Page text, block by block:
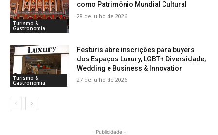
Turismo &
Gastronomia
como Patrimônio Mundial Cultural
28 de julho de 2026
Turismo &
Gastronomia
Festuris abre inscrições para buyers
dos Espaços Luxury, LGBT+ Diversidade,
Wedding e Business & Innovation
27 de julho de 2026
- Publicidade -